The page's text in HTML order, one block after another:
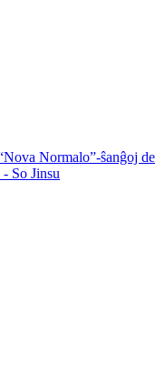
Normalo”-ŝanĝoj de
So Jinsu